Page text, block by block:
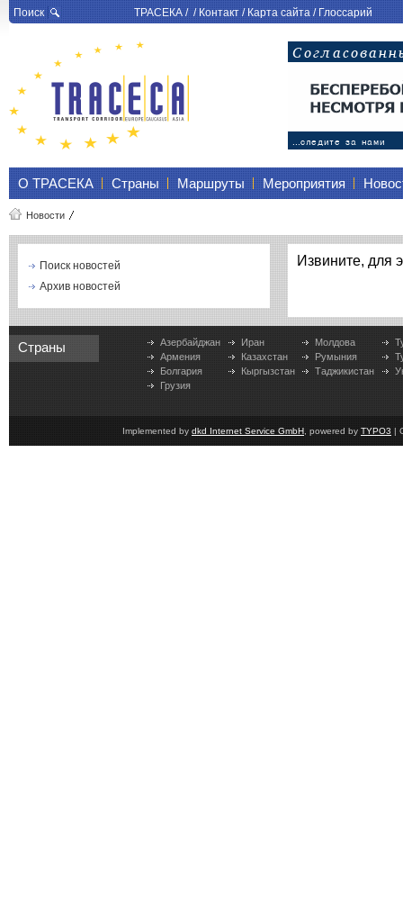
Поиск ТРАСЕКА/ /Контакт/Карта сайта/Глоссарий
О ТРАСЕКА Страны Маршруты Мероприятия
Новости
Поиск новостей
Архив новостей
Извините, для
Страны
Азербайджан
Армения
Болгария
Грузия
Иран
Казахстан
Кыргызстан
Молдова
Румыния
Таджикистан
Implemented by dkd Internet Service GmbH , powered by TYPO3 |